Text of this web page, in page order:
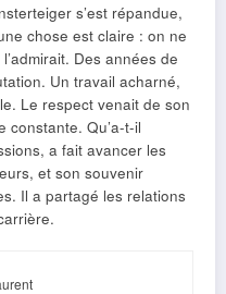
s’est répandue,
chose est claire : on ne
Des années de
Un travail acharné,
Le respect venait de son
constante. Qu’a-t-il
a fait avancer les
et son souvenir
Il a partagé les relations